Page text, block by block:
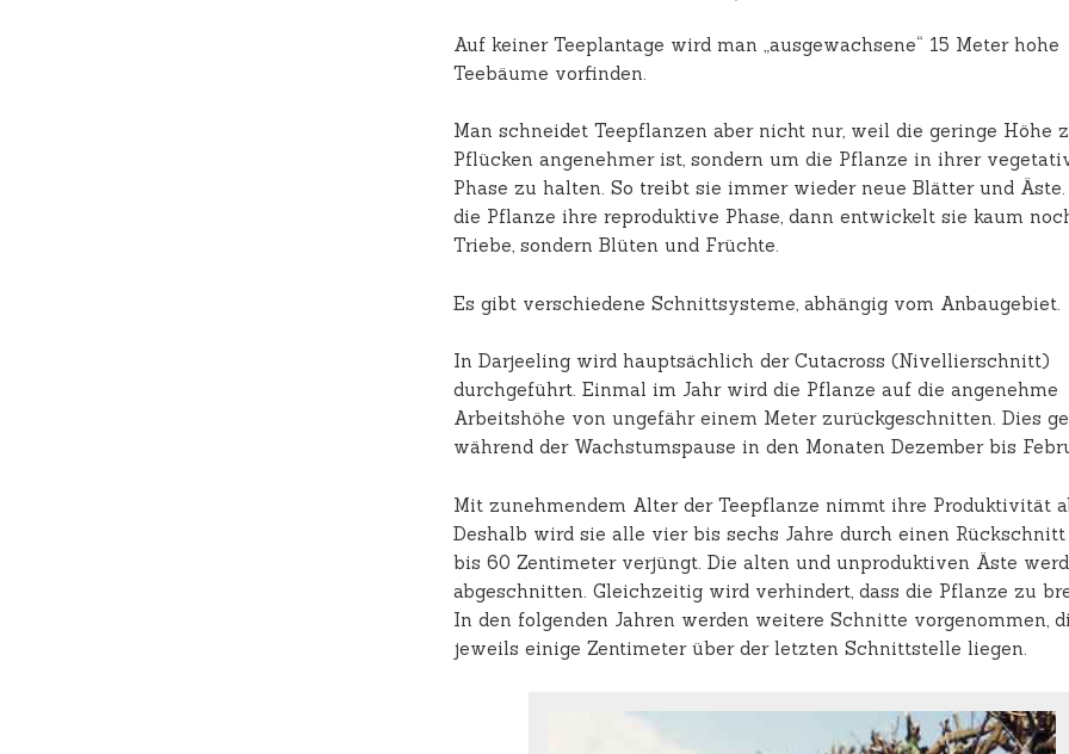
Auf keiner Teeplantage wird man „ausgewachsene“ 15 Meter hohe
Teebäume vorfinden.
Man schneidet Teepflanzen aber nicht nur, weil die geringe Höhe
Pflücken angenehmer ist, sondern um die Pflanze in ihrer
Phase zu halten. So treibt sie immer wieder neue Blätter und
die Pflanze ihre reproduktive Phase, dann entwickelt sie kaum
Triebe, sondern Blüten und Früchte.
Es gibt verschiedene Schnittsysteme, abhängig vom Anbaugebiet.
In Darjeeling wird hauptsächlich der Cutacross (Nivellierschnitt)
durchgeführt. Einmal im Jahr wird die Pflanze auf die angenehme
Arbeitshöhe von ungefähr einem Meter zurückgeschnitten. Dies
während der Wachstumspause in den Monaten Dezember bis
Mit zunehmendem Alter der Teepflanze nimmt ihre Produktivität
Deshalb wird sie alle vier bis sechs Jahre durch einen
bis 60 Zentimeter verjüngt. Die alten und unproduktiven Äste
abgeschnitten. Gleichzeitig wird verhindert, dass die Pflanze zu
In den folgenden Jahren werden weitere Schnitte vorgenommen,
jeweils einige Zentimeter über der letzten Schnittstelle liegen.